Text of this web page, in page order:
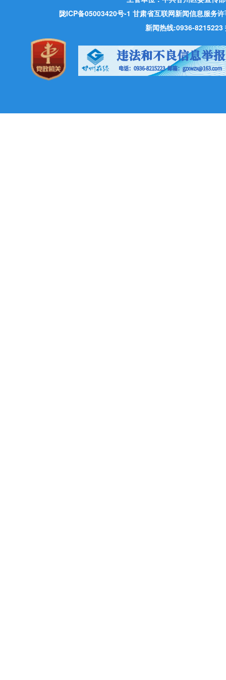
陇ICP备05003420号-1 甘肃省互联网新闻信息服务
新闻热线:0936-8215223